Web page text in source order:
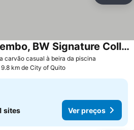
carvão casual à beira da piscina
Hotel Rincon de Puembo, BW Signature Collection
9.8 km de City of Quito
sites Ver preços